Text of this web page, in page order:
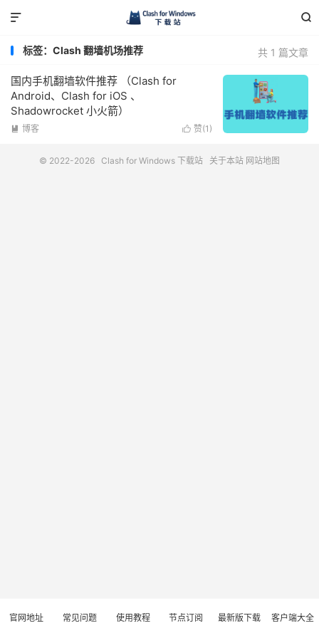


共 1 篇文章
标签：Clash 翻墙机场推荐
国内手机翻墙软件推荐 （Clash for
Android、Clash for iOS 、
Shadowrocket 小火箭）
 赞(1 )
 博客
© 2022-2026 Clash for Windows 下载站 关于本站 网站地图
官网地址 常见问题 使用教程 节点订阅 最新版下载 客户端大全